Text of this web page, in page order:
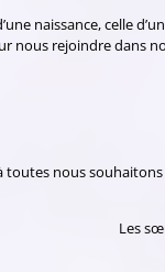
naissance, celle
nous rejoindre dans
toutes nous
Les